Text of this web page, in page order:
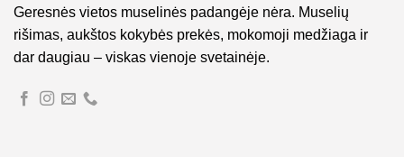
Geresnės vietos muselinės padangėje nėra. Muselių
rišimas, aukštos kokybės prekės, mokomoji medžiaga ir
dar daugiau – viskas vienoje svetainėje.